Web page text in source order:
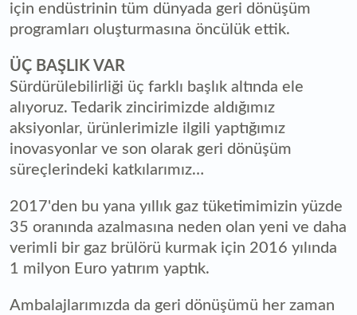
için endüstrinin tüm dünyada geri dönüşüm
programları oluşturmasına öncülük ettik.
ÜÇ BAŞLIK VAR
Sürdürülebilirliği üç farklı başlık altında ele
alıyoruz. Tedarik zincirimizde aldığımız
aksiyonlar, ürünlerimizle ilgili yaptığımız
inovasyonlar ve son olarak geri dönüşüm
süreçlerindeki katkılarımız…
2017'den bu yana yıllık gaz tüketimimizin yüzde
35 oranında azalmasına neden olan yeni ve daha
verimli bir gaz brülörü kurmak için 2016 yılında
1 milyon Euro yatırım yaptık.
Ambalajlarımızda da geri dönüşümü her zaman